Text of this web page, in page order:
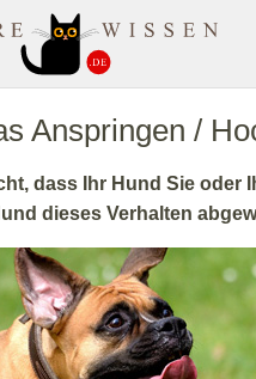
Anspringen /
dass Ihr Hund Sie oder
dieses Verhalten